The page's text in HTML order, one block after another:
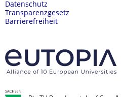
Datenschutz
Transparenzgesetz
Barrierefreiheit